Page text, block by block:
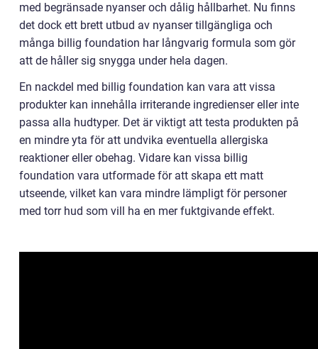
med begränsade nyanser och dålig hållbarhet. Nu finns
det dock ett brett utbud av nyanser tillgängliga och
många billig foundation har långvarig formula som gör
att de håller sig snygga under hela dagen.
En nackdel med billig foundation kan vara att vissa
produkter kan innehålla irriterande ingredienser eller inte
passa alla hudtyper. Det är viktigt att testa produkten på
en mindre yta för att undvika eventuella allergiska
reaktioner eller obehag. Vidare kan vissa billig
foundation vara utformade för att skapa ett matt
utseende, vilket kan vara mindre lämpligt för personer
med torr hud som vill ha en mer fuktgivande effekt.